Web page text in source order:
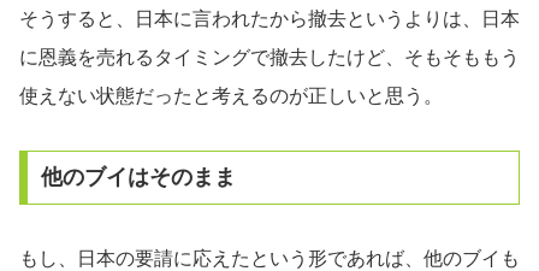
そうすると、日本に言われたから撤去というよりは、日本
に恩義を売れるタイミングで撤去したけど、そもそももう
使えない状態だったと考えるのが正しいと思う。
他のブイはそのまま
もし、日本の要請に応えたという形であれば、他のブイも